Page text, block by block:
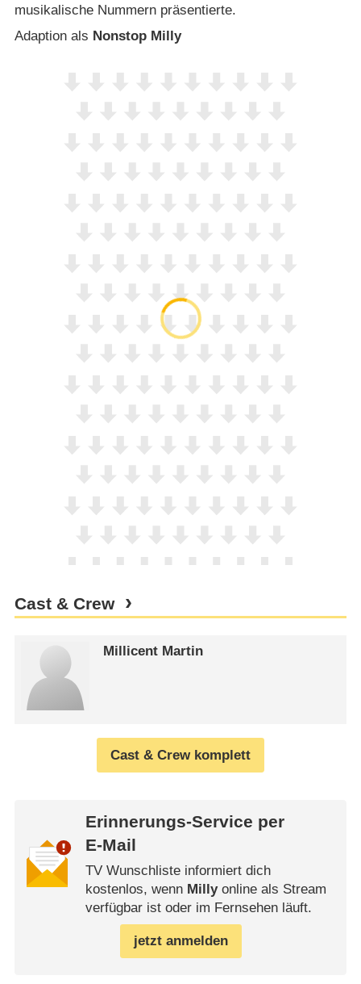
musikalische Nummern präsentierte.
Adaption als Nonstop Milly
Cast & Crew
Millicent Martin
Cast & Crew komplett
Erinnerungs-Service per
E-Mail
TV Wunschliste informiert dich
kostenlos, wenn Millyonline als Stream
verfügbar ist oder im Fernsehen läuft.
jetzt anmelden